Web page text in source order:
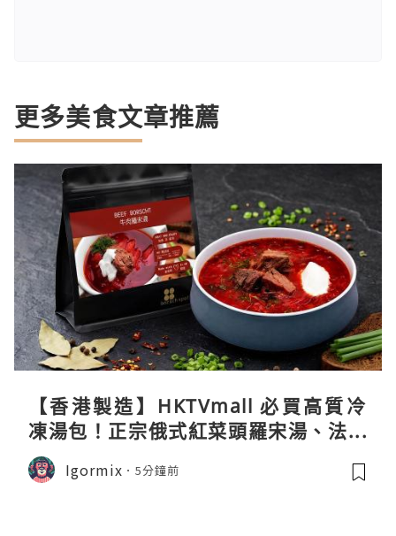
更多美食文章推薦
【香港製造】HKTVmall 必買高質冷
凍湯包！正宗俄式紅菜頭羅宋湯、法式
龍蝦濃湯與生酮膠原蛋白骨頭湯全攻略
Igormix 5分鐘前